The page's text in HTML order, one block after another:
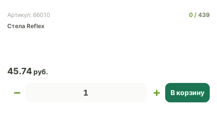
Артикул: 66010 0
439
Стела Reflex
45.74
В корзину